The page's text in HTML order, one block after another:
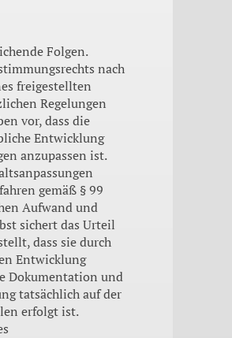
Folgen.
nach
freigestellten
Regelungen
vor, dass die
Entwicklung
anzupassen ist.
gemäß § 99
Aufwand und
sichert das Urteil
dass sie durch
Entwicklung
Dokumentation und
tatsächlich auf der
erfolgt ist.